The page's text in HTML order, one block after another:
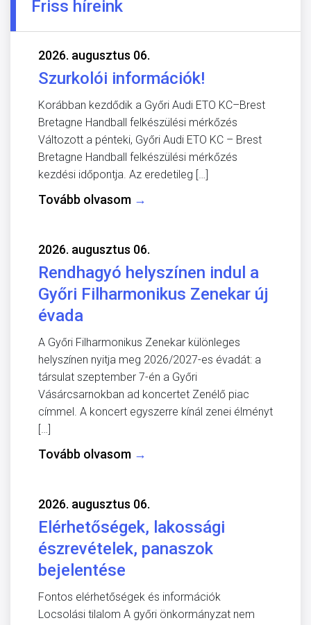
Friss híreink
2026. augusztus 06.
Szurkolói információk!
Korábban kezdődik a Győri Audi ETO KC–Brest
Bretagne Handball felkészülési mérkőzés
Változott a pénteki, Győri Audi ETO KC – Brest
Bretagne Handball felkészülési mérkőzés
kezdési időpontja. Az eredetileg […]
Tovább olvasom →
2026. augusztus 06.
Rendhagyó helyszínen indul a
Győri Filharmonikus Zenekar új
évada
A Győri Filharmonikus Zenekar különleges
helyszínen nyitja meg 2026/2027-es évadát: a
társulat szeptember 7-én a Győri
Vásárcsarnokban ad koncertet Zenélő piac
címmel. A koncert egyszerre kínál zenei élményt
[…]
Tovább olvasom →
2026. augusztus 06.
Elérhetőségek, lakossági
észrevételek, panaszok
bejelentése
Fontos elérhetőségek és információk
Locsolási tilalom A győri önkormányzat nem